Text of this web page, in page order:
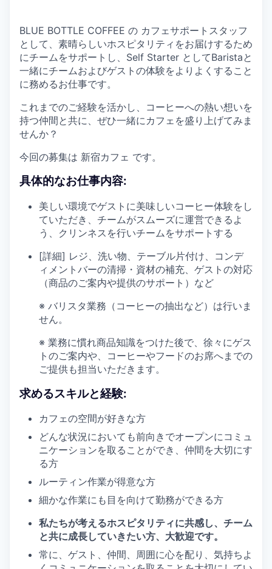
BLUE BOTTLE COFFEE の カフェサポートスタッフ
として、素晴らしいホスピタリティをお届けするため
にチームをサポートし、Self Starter としてBaristaと
一緒にチームおよびゲストの体験をよりよくすること
に務めるお仕事です。
これまでのご経験を活かし、コーヒーへの熱い想いを
持つ仲間と共に、ぜひ一緒にカフェを盛り上げてみま
せんか？
今回の募集は 新宿カフェ です。
具体的なお仕事内容:
美しい環境でゲストに美味しいコーヒー体験をし
ていただき、チームがスムーズに運営できるよ
う、クリンネスを行いチームをサポートする
[詳細] レジ、洗い物、テーブル片付け、コンデ
ィメントバーの清掃・資材の補充、ゲストの対応
（商品のご案内や提供のサポート）など
※ バリスタ業務（コーヒーの抽出など）は行いま
せん。
※ 業務に慣れ商品知識をつけた後で、徐々にゲス
トのご案内や、コーヒーやフードのお席へまでの
ご提供も担当いただきます。
求めるスキルと経験:
カフェの空間が好きな方
どんな状況においても前向きでオープンにコミュ
ニケーションを取ることができ、仲間を大切にす
る方
ルーティン作業が得意な方
細かな作業にも目を向けて勤務ができる方
私たちが考えるホスピタリティに共感し、チーム
と共に成長していきたい方、大歓迎です。
常に、ゲスト、仲間、周囲に心を配り、気持ちよ